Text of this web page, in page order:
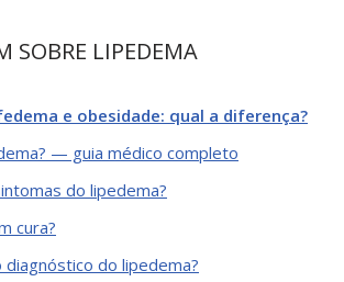
SOBRE LIPEDEMA
e obesidade: qual a diferença?
— guia médico completo
do lipedema?
cura?
do lipedema?